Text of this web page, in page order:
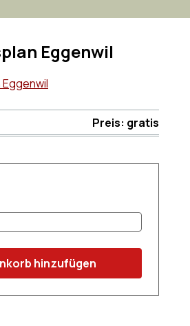
Eggenwil
Preis: gratis
hinzufügen